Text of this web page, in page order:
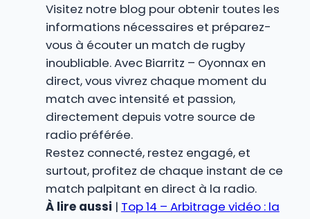
Visitez notre blog pour obtenir toutes les
informations nécessaires et préparez-
vous à écouter un match de rugby
inoubliable. Avec Biarritz – Oyonnax en
direct, vous vivrez chaque moment du
match avec intensité et passion,
directement depuis votre source de
radio préférée.
Restez connecté, restez engagé, et
surtout, profitez de chaque instant de ce
match palpitant en direct à la radio.
À lire aussi | Top 14 – Arbitrage vidéo : la